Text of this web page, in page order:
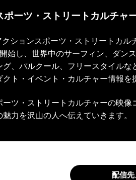
ポーツ・ストリートカルチャ
クションスポーツ・ストリートカ
始し、世界中のサーフィン、ダン
グ、パルクール、フリースタイル
クト・イベント・カルチャー情報を
ーツ・ストリートカルチャーの映
魅力を沢山の人へ伝えていきます。
配信